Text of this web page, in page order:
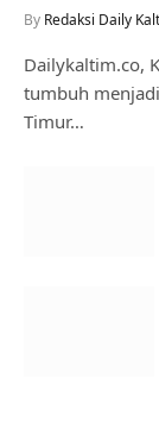
By Redaksi Daily
Dailykaltim.co,
tumbuh
Timur…